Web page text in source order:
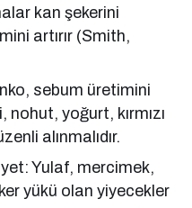
kan şekerini
artırır (Smith,
sebum üretimini
yoğurt, kırmızı
alınmalıdır.
Yulaf, mercimek,
yükü olan yiyecekler